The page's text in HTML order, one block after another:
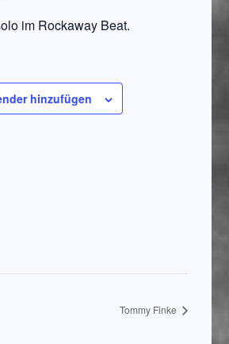
im Rockaway Beat.
hinzufügen
Tommy Finke